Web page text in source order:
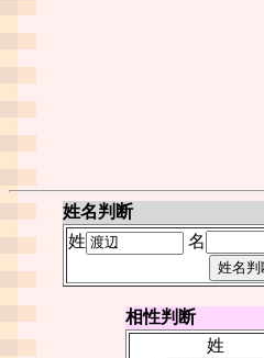
姓名判断
姓
名
相性判断
姓